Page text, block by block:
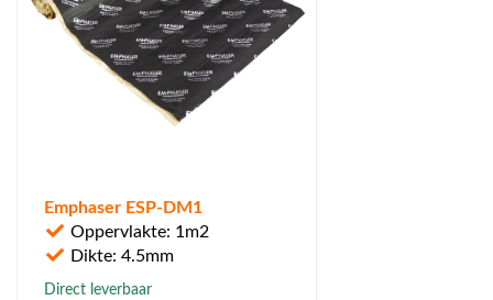
Emphaser ESP-DM1
Oppervlakte: 1m2
Dikte: 4.5mm
Direct leverbaar